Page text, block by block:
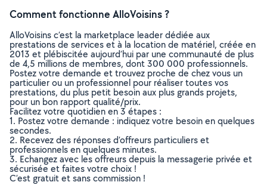
Comment fonctionne AlloVoisins ?
AlloVoisins c’est la marketplace leader dédiée aux
prestations de services et à la location de matériel, créée en
2013 et plébiscitée aujourd’hui par une communauté de plus
de 4,5 millions de membres, dont 300 000 professionnels.
Postez votre demande et trouvez proche de chez vous un
particulier ou un professionnel pour réaliser toutes vos
prestations, du plus petit besoin aux plus grands projets,
pour un bon rapport qualité/prix.
Facilitez votre quotidien en 3 étapes :
1. Postez votre demande : indiquez votre besoin en quelques
secondes.
2. Recevez des réponses d’offreurs particuliers et
professionnels en quelques minutes.
3. Echangez avec les offreurs depuis la messagerie privée et
sécurisée et faites votre choix !
C’est gratuit et sans commission !